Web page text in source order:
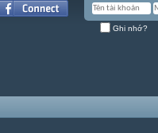
Ghi nhớ?